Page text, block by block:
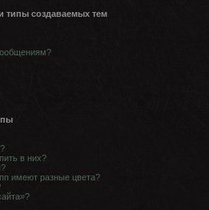
типы создаваемых тем
в них?
имеют разные цвета?